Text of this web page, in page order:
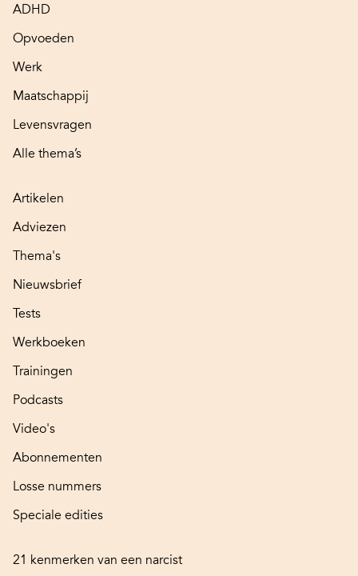
ADHD
Opvoeden
Werk
Maatschappij
Levensvragen
Alle thema’s
Artikelen
Adviezen
Thema's
Nieuwsbrief
Tests
Werkboeken
Trainingen
Podcasts
Video's
Abonnementen
Losse nummers
Speciale edities
21 kenmerken van een narcist